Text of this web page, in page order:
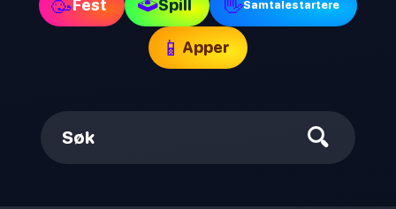
🥳Fest Spill 👋Samtalestartere
📱 Apper
Søk